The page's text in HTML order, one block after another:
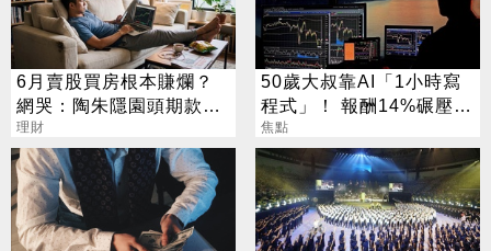
6月賣股買房根本賺爛？
網哭：陶朱隱園頭期款已
賠光
理財
50歲大叔靠AI「1小時寫
程式」！ 報酬14%碾壓標
普 直接辭職去炒股
焦點